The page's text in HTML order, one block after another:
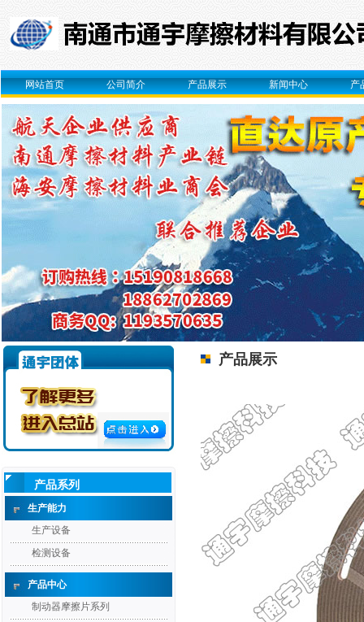
网站首页 公司简介 产品展示 新闻中心 产
产品系列
生产能力
生产设备
检测设备
产品中心
制动器摩擦片系列
产品展示